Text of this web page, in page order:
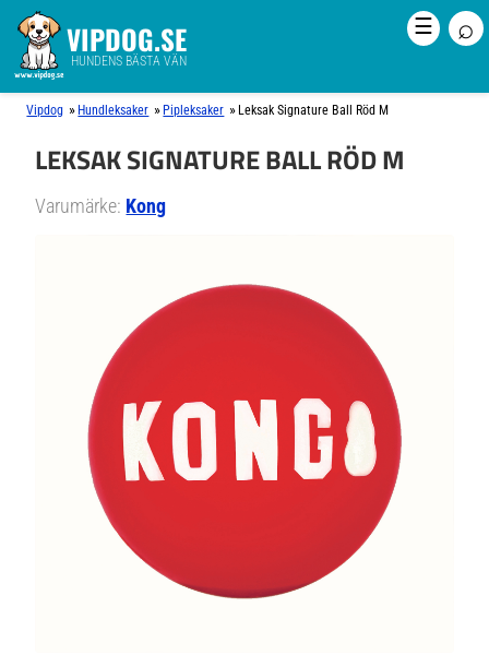
VIPDOG.SE
HUNDENS BÄSTA VÄN
☰ ⌕
Vipdog » Hundleksaker » Pipleksaker » Leksak Signature Ball Röd M
LEKSAK SIGNATURE BALL RÖD M
Varumärke: Kong